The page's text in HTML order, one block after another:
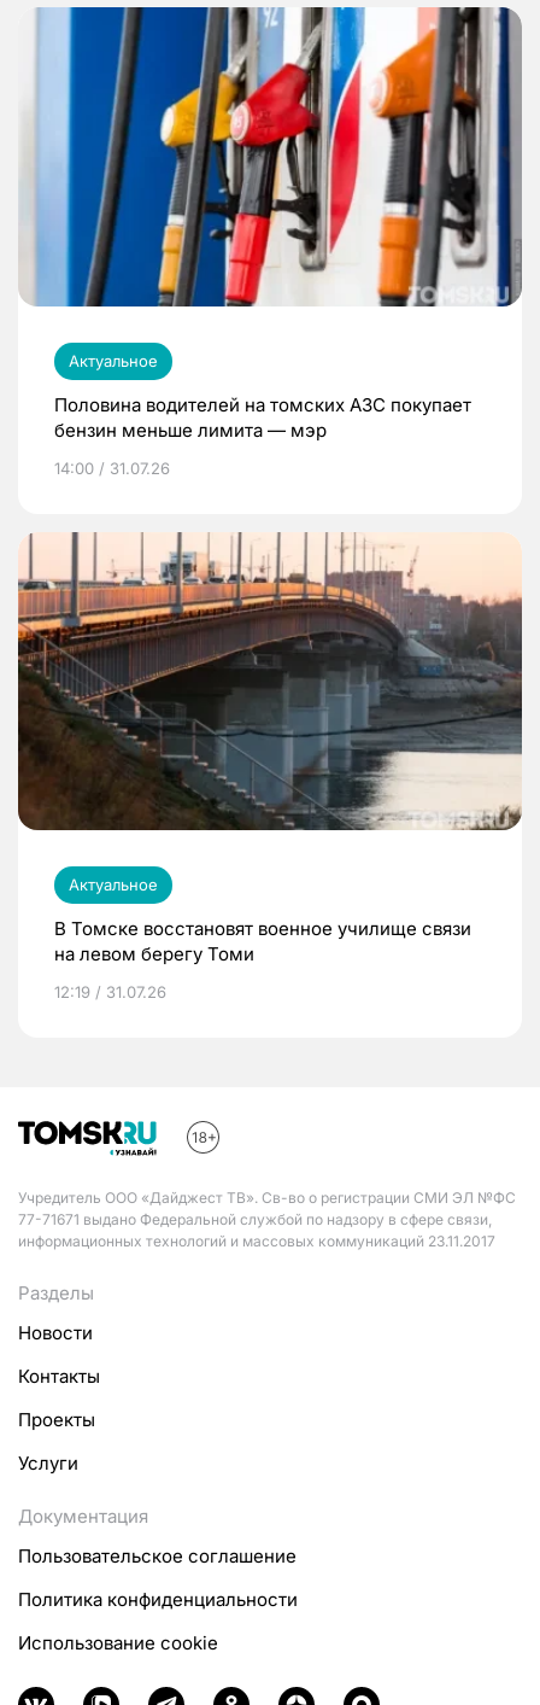
Актуальное
Половина водителей на томских АЗС покупает
бензин меньше лимита — мэр
14:00 / 31.07.26
Актуальное
В Томске восстановят военное училище связи
на левом берегу Томи
12:19 / 31.07.26
Учредитель ООО «Дайджест ТВ». Св-во о регистрации СМИ ЭЛ №ФС
77-71671 выдано Федеральной службой по надзору в сфере связи,
информационных технологий и массовых коммуникаций 23.11.2017
Разделы
Новости
Контакты
Проекты
Услуги
Документация
Пользовательское соглашение
Политика конфиденциальности
Использование cookie